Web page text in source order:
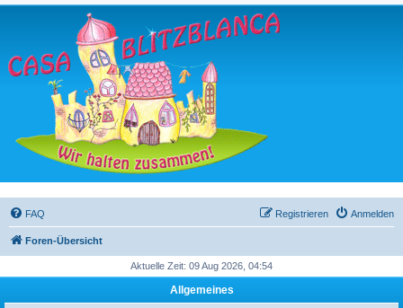
FAQ Anmelden
Registrieren
Foren-Übersicht
Aktuelle Zeit: 09 Aug 2026, 04:54
Allgemeines